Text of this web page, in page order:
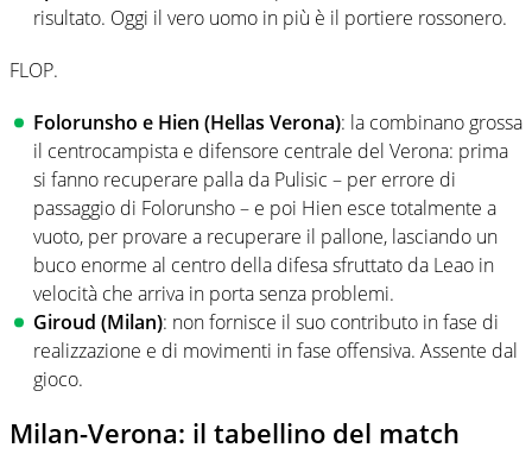
risultato. Oggi il vero uomo in più è il portiere rossonero.
FLOP.
Folorunsho e Hien (Hellas Verona): la combinano grossa
il centrocampista e difensore centrale del Verona: prima
si fanno recuperare palla da Pulisic – per errore di
passaggio di Folorunsho – e poi Hien esce totalmente a
vuoto, per provare a recuperare il pallone, lasciando un
buco enorme al centro della difesa sfruttato da Leao in
velocità che arriva in porta senza problemi.
Giroud (Milan): non fornisce il suo contributo in fase di
realizzazione e di movimenti in fase offensiva. Assente dal
gioco.
Milan-Verona: il tabellino del match